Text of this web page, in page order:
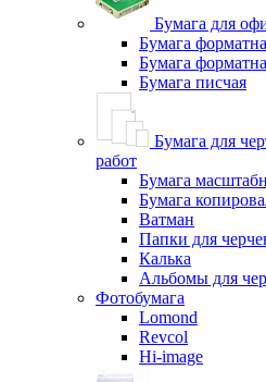
Бумага для
Бумага
Бумага
Бумага писчая
Бумага для
работ
Бумага
Бумага
Ватман
Папки для
Калька
Альбомы для
Фотобумага
Lomond
Revcol
Hi-image